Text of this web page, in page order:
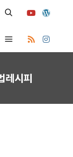
Main menu
레시피